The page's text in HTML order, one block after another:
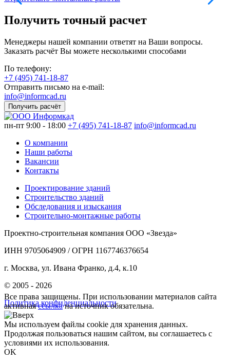
Получить точный расчет
Менеджеры нашей компании ответят на Ваши вопросы.
Заказать расчёт Вы можете несколькими способами
По телефону:
+7 (495) 741-18-87
Отправить письмо на e-mail:
info@informcad.ru
Получить расчёт
пн-пт 9:00 - 18:00 +7 (495) 741-18-87 info@informcad.ru
О компании
Наши работы
Вакансии
Контакты
Проектирование зданий
Строительство зданий
Обследования и изыскания
Строительно-монтажные работы
Проектно-строительная компания ООО «Звезда»
ИНН 9705064909 / ОГРН 1167746376654
г. Москва, ул. Ивана Франко, д.4, к.10
© 2005 - 2026
Политика конфиденциальности
Все права защищены. При использовании материалов сайта
активнаяссылкана источник обязательна.
Мы используем файлы cookie для хранения данных.
Продолжая пользоваться нашим сайтом, вы соглашаетесь с
условиями их использования.
OK